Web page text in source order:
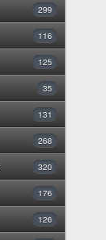
299
116
125
35
131
268
320
176
126